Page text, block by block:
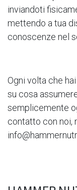
inviandoti
mettendo a tua
conoscenze nel
Ogni volta che
su cosa
semplicemente
contatto con noi,